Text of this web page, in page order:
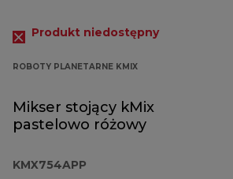
Produkt niedostępny
ROBOTY PLANETARNE KMIX
Mikser stojący kMix
pastelowo różowy
KMX754APP